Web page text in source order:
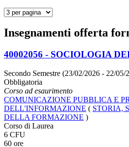
Insegnamenti offerta
40002056 - SOCIOLOGIA
Secondo Semestre (23/02/2026 - 22/05/
Obbligatoria
Corso ad esaurimento
COMUNICAZIONE PUBBLICA E
DELL'INFORMAZIONE ( STORIA,
DELLA FORMAZIONE )
Corso di Laurea
6 CFU
60 ore